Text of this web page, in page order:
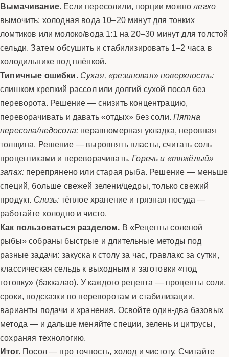
Вымачивание. Если пересолили, порции можнолегко
вымочить: холодная вода 10–20 минут для тонких
ломтиков или молоко/вода 1:1 на 20–30 минут для толстой
сельди. Затем обсушить и стабилизировать 1–2 часа в
холодильнике под плёнкой.
Типичные ошибки. Сухая, «резиновая» поверхность:
слишком крепкий рассол или долгий сухой посол без
переворота. Решение — снизить концентрацию,
переворачивать и давать «отдых» без соли.Пятна
пересола/недосола: неравномерная укладка, неровная
толщина. Решение — выровнять пласты, считать соль
процентиками и переворачивать.Горечь и «тяжёлый»
запах: перепрянено или старая рыба. Решение — меньше
специй, больше свежей зелени/цедры, только свежий
продукт. Слизь: тёплое хранение и грязная посуда —
работайте холодно и чисто.
Как пользоваться разделом. В «Рецепты соленой
рыбы» собраны быстрые и длительные методы под
разные задачи: закуска к столу за час, гравлакс за сутки,
классическая сельдь к выходным и заготовки «под
готовку» (баккалао). У каждого рецепта — проценты соли,
сроки, подсказки по переворотам и стабилизации,
варианты подачи и хранения. Освойте один-два базовых
метода — и дальше меняйте специи, зелень и цитрусы,
сохраняя технологию.
Итог.Посол — про точность, холод и чистоту. Считайте